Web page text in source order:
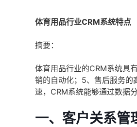
体育用品行业CRM系统特点
摘要：
体育用品行业的CRM系统具
销的自动化；5、售后服务的
速，CRM系统能够通过数据
一、客户关系管